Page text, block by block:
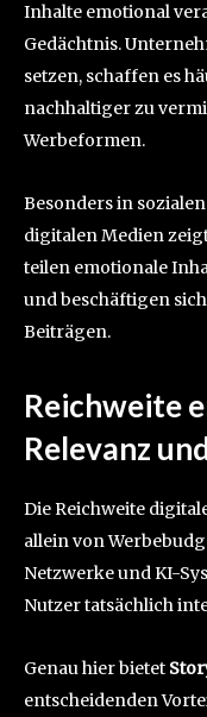
Inhalte emotional
Gedächtnis.
setzen, schaffen es
nachhaltiger zu
Werbeformen.
Besonders in
digitalen Medien
teilen emotionale
und beschäftigen
Beiträgen.
Reichweite
Relevanz
Die Reichweite
allein von
Netzwerke und KI-
Nutzer tatsächlich
Genau hier bietet
entscheidenden